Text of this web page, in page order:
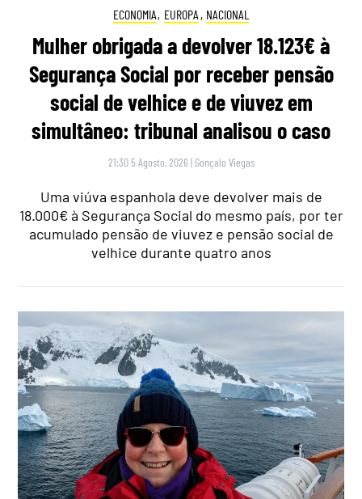
ECONOMIA, EUROPA , NACIONAL
Mulher obrigada a devolver 18.123€ à
Segurança Social por receber pensão
social de velhice e de viuvez em
simultâneo: tribunal analisou o caso
21:30 5 Agosto, 2026 | Gonçalo Viegas
Uma viúva espanhola deve devolver mais de
18.000€ à Segurança Social do mesmo país, por ter
acumulado pensão de viuvez e pensão social de
velhice durante quatro anos